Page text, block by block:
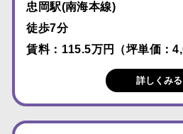
忠岡駅(南海本線)
徒歩7分
賃料：115.5万円（坪単価：
詳しくみる